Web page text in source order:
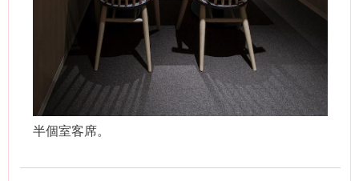
半個室客席。